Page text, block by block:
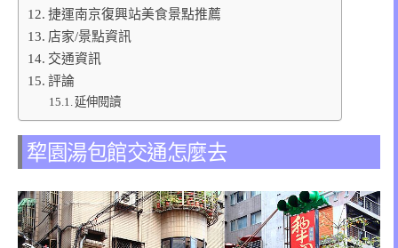
捷運南京復興站美食景點推薦
店家/景點資訊
交通資訊
評論
延伸閱讀
犂園湯包館交通怎麼去